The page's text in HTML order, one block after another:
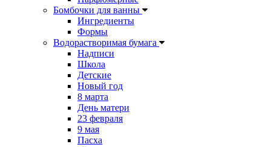
Бомбочки для ванны
Ингредиенты
Формы
Водорастворимая бумага
Надписи
Школа
Детские
Новый год
8 марта
День матери
23 февраля
9 мая
Пасха